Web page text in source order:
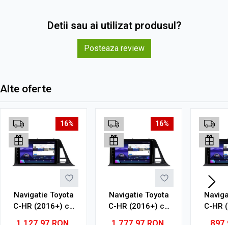
Detii sau ai utilizat produsul?
Posteaza review
Alte oferte
16%
Navigatie Toyota
C-HR (2016+) cu
1.127,97 RON
16%
Navigatie Toyota
C-HR (2016+) cu
1.777,97 RON
C-HR